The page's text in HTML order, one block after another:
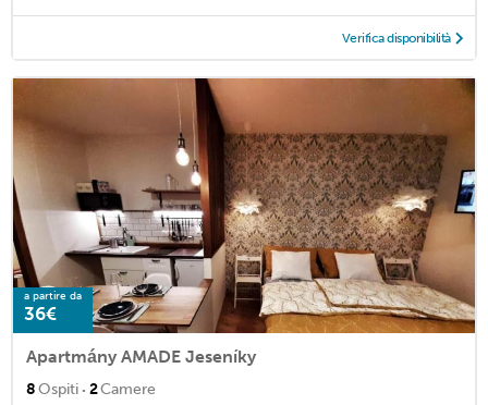
Verifica disponibilità
a partire da
36€
Apartmány AMADE Jeseníky
8Ospiti · 2Camere